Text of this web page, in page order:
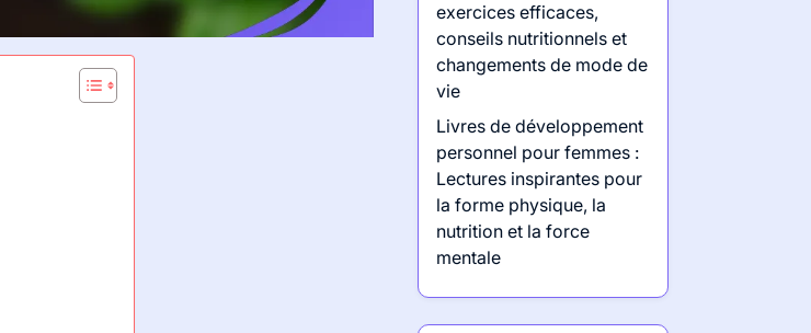
exercices efficaces,
conseils nutritionnels et
changements de mode de
vie
Livres de développement
personnel pour femmes :
Lectures inspirantes pour
la forme physique, la
nutrition et la force
mentale